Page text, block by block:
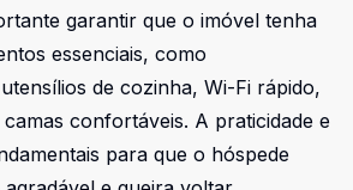
garantir que o imóvel tenha
essenciais, como
de cozinha, Wi-Fi rápido,
confortáveis. A praticidade e
para que o hóspede